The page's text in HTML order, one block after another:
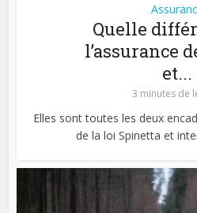
Quelle
l’assurance
et...
3 minutes de
Elles sont toutes les deux
de la loi Spinetta et